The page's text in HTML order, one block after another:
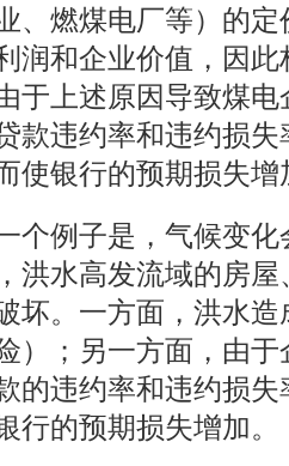
、燃煤电厂等）的
润和企业价值，因
于上述原因导致煤
款违约率和违约损
使银行的预期损失增
个例子是，气候变
洪水高发流域的房
坏。一方面，洪水
）；另一方面，由
的违约率和违约损
行的预期损失增加。